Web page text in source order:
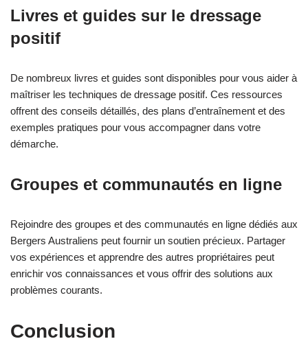
Livres et guides sur le dressage
positif
De nombreux livres et guides sont disponibles pour vous aider à
maîtriser les techniques de dressage positif. Ces ressources
offrent des conseils détaillés, des plans d’entraînement et des
exemples pratiques pour vous accompagner dans votre
démarche.
Groupes et communautés en ligne
Rejoindre des groupes et des communautés en ligne dédiés aux
Bergers Australiens peut fournir un soutien précieux. Partager
vos expériences et apprendre des autres propriétaires peut
enrichir vos connaissances et vous offrir des solutions aux
problèmes courants.
Conclusion